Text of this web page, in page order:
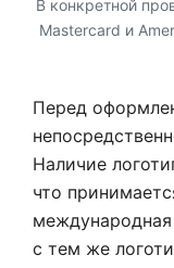
В конкретной
Mastercard и
Перед
Наличие
что
международная
с тем же